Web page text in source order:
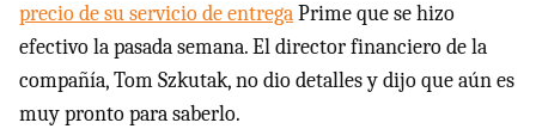
precio de su servicio de entregaPrime que se hizo
efectivo la pasada semana. El director financiero de la
compañía, Tom Szkutak, no dio detalles y dijo que aún es
muy pronto para saberlo.